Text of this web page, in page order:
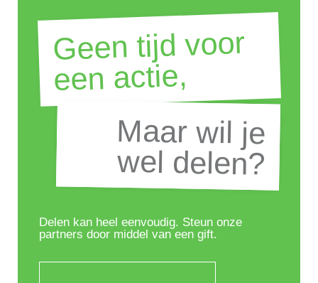
Geen tijd voor
een actie,
Maar wil je
wel delen?
Maar wil je
wel delen?
Delen kan heel eenvoudig. Steun onze
partners door middel van een gift.